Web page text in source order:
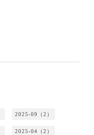
2025-09（2）
2025-04（2）